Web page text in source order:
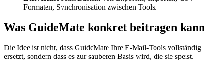
Formaten, Synchronisation zwischen Tools.
Was GuideMate konkret beitragen kann
Die Idee ist nicht, dass GuideMate Ihre E-Mail-Tools vollständig
ersetzt, sondern dass es zur sauberen Basis wird, die sie speist.